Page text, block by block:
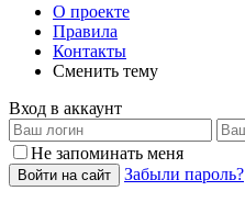
О проекте
Правила
Контакты
Сменить тему
Вход в аккаунт
Не запоминать меня
Войти на сайт Забыли пароль?